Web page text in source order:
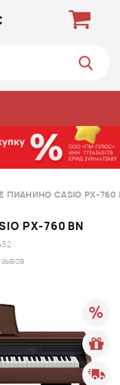
CASIO PX-760
PX-760 BN